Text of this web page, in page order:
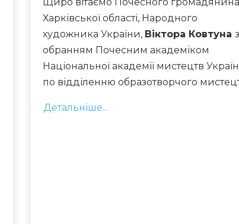
Харківської області, Народного
художника України, Віктора Ковтуна з
обранням Почесним академіком
Національної академії мистецтв
по відділенню образотворчого
Детальніше...